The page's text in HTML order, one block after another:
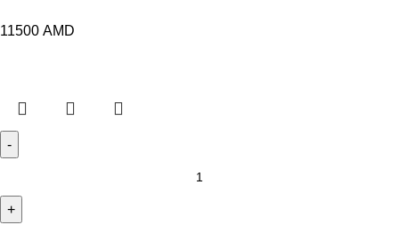
11500 AMD